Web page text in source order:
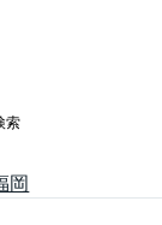
索
岡